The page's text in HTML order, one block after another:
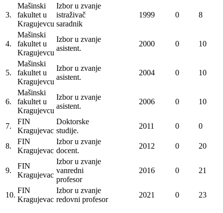
3.
Mašinski
fakultet u
Kragujevcu
Izbor u zvanje
istraživač
saradnik
1999 0 8
4.
Mašinski
fakultet u
Kragujevcu
Izbor u zvanje
asistent.
2000 0 10
5.
Mašinski
fakultet u
Kragujevcu
Izbor u zvanje
asistent.
2004 0 10
6.
Mašinski
fakultet u
Kragujevcu
Izbor u zvanje
asistent.
2006 0 10
7.
FIN
Kragujevac
Doktorske
studije.
2011 0 0
8.
FIN
Kragujevac
Izbor u zvanje
docent.
2012 0 20
9.
FIN
Kragujevac
Izbor u zvanje
vanredni
profesor
2016 0 21
10.
FIN
Kragujevac
Izbor u zvanje
redovni profesor
2021 0 23